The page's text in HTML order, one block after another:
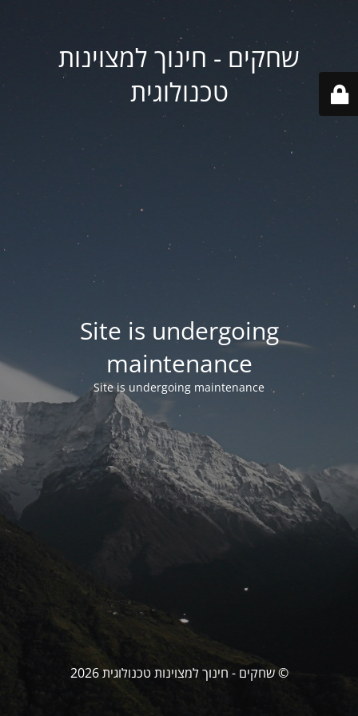
שחקים - חינוך למצוינות
טכנולוגית
Site is undergoing
maintenance
Site is undergoing maintenance
© שחקים - חינוך למצוינות טכנולוגית 2026